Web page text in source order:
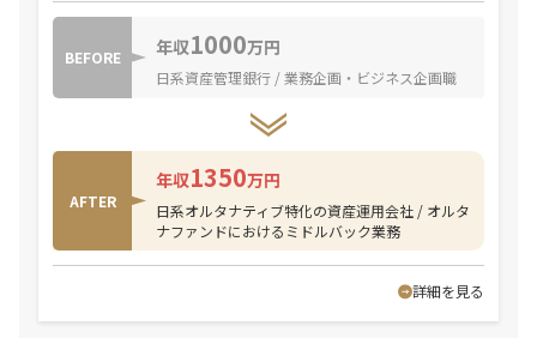
BEFORE 年収1000万円
日系資産管理銀行 / 業務企画・ビジネス企画職
AFTER
年収1350万円
日系オルタナティブ特化の資産運用会社 / オルタ
ナファンドにおけるミドルバック業務
詳細を見る